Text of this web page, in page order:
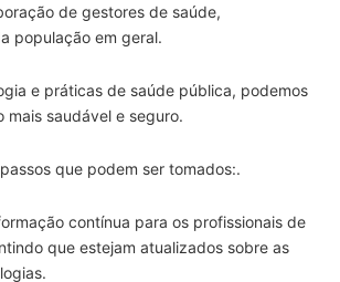
de gestores de saúde,
população em geral.
e práticas de saúde pública, podemos
mais saudável e seguro.
que podem ser tomados:.
contínua para os profissionais de
que estejam atualizados sobre as